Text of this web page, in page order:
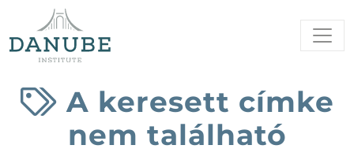
A keresett címke
nem található